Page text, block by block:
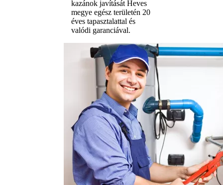
kazánok javítását Heves
megye egész területén 20
éves tapasztalattal és
valódi garanciával.